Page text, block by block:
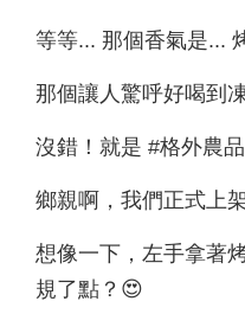
等等... 那個香氣是...
那個讓人驚呼好喝到
沒錯！就是 #格外農
鄉親啊，我們正式上
想像一下，左手拿著
規了點？😍